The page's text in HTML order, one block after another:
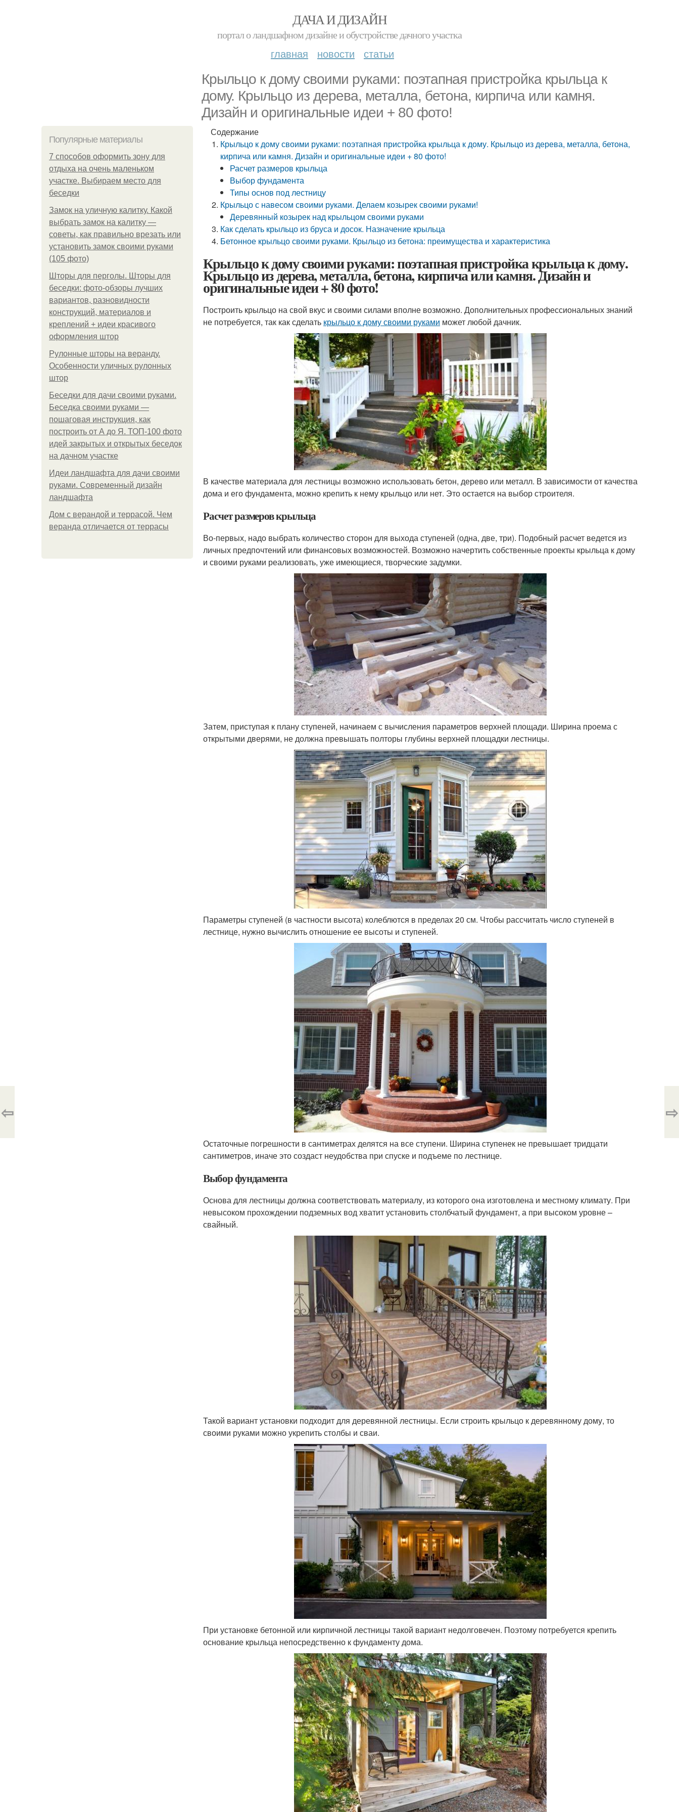
ДАЧА И ДИЗАЙН
портал о ландшафном дизайне и обустройстве дачного участка
главная новости статьи
Крыльцо к дому своими руками: поэтапная пристройка крыльца к
дому. Крыльцо из дерева, металла, бетона, кирпича или камня.
Дизайн и оригинальные идеи + 80 фото!
Популярные материалы
7 способов оформить зону для
отдыха на очень маленьком
участке. Выбираем место для
беседки
Замок на уличную калитку. Какой
выбрать замок на калитку —
советы, как правильно врезать или
установить замок своими руками
(105 фото)
Шторы для перголы. Шторы для
беседки: фото-обзоры лучших
вариантов, разновидности
конструкций, материалов и
креплений + идеи красивого
оформления штор
Рулонные шторы на веранду.
Особенности уличных рулонных
штор
Беседки для дачи своими руками.
Беседка своими руками —
пошаговая инструкция, как
построить от А до Я. ТОП-100 фото
идей закрытых и открытых беседок
на дачном участке
Идеи ландшафта для дачи своими
руками. Современный дизайн
ландшафта
Дом с верандой и террасой. Чем
веранда отличается от террасы
Содержание
Крыльцо к дому своими руками: поэтапная пристройка крыльца к дому. Крыльцо из дерева, металла, бетона,
кирпича или камня. Дизайн и оригинальные идеи + 80 фото!
Расчет размеров крыльца
Выбор фундамента
Типы основ под лестницу
Крыльцо с навесом своими руками. Делаем козырек своими руками!
Деревянный козырек над крыльцом своими руками
Как сделать крыльцо из бруса и досок. Назначение крыльца
Бетонное крыльцо своими руками. Крыльцо из бетона: преимущества и характеристика
Крыльцо к дому своими руками: поэтапная пристройка крыльца к дому.
Крыльцо из дерева, металла, бетона, кирпича или камня. Дизайн и
оригинальные идеи + 80 фото!
Построить крыльцо на свой вкус и своими силами вполне возможно. Дополнительных профессиональных знаний
не потребуется, так как сделать крыльцо к дому своими руками может любой дачник.
В качестве материала для лестницы возможно использовать бетон, дерево или металл. В зависимости от качества
дома и его фундамента, можно крепить к нему крыльцо или нет. Это остается на выбор строителя.
Расчет размеров крыльца
Во-первых, надо выбрать количество сторон для выхода ступеней (одна, две, три). Подобный расчет ведется из
личных предпочтений или финансовых возможностей. Возможно начертить собственные проекты крыльца к дому
и своими руками реализовать, уже имеющиеся, творческие задумки.
Затем, приступая к плану ступеней, начинаем с вычисления параметров верхней площади. Ширина проема с
открытыми дверями, не должна превышать полторы глубины верхней площадки лестницы.
Параметры ступеней (в частности высота) колеблются в пределах 20 см. Чтобы рассчитать число ступеней в
лестнице, нужно вычислить отношение ее высоты и ступеней.
Остаточные погрешности в сантиметрах делятся на все ступени. Ширина ступенек не превышает тридцати
сантиметров, иначе это создаст неудобства при спуске и подъеме по лестнице.
Выбор фундамента
Основа для лестницы должна соответствовать материалу, из которого она изготовлена и местному климату. При
невысоком прохождении подземных вод хватит установить столбчатый фундамент, а при высоком уровне –
свайный.
Такой вариант установки подходит для деревянной лестницы. Если строить крыльцо к деревянному дому, то
своими руками можно укрепить столбы и сваи.
При установке бетонной или кирпичной лестницы такой вариант недолговечен. Поэтому потребуется крепить
основание крыльца непосредственно к фундаменту дома.
⇦ ⇨